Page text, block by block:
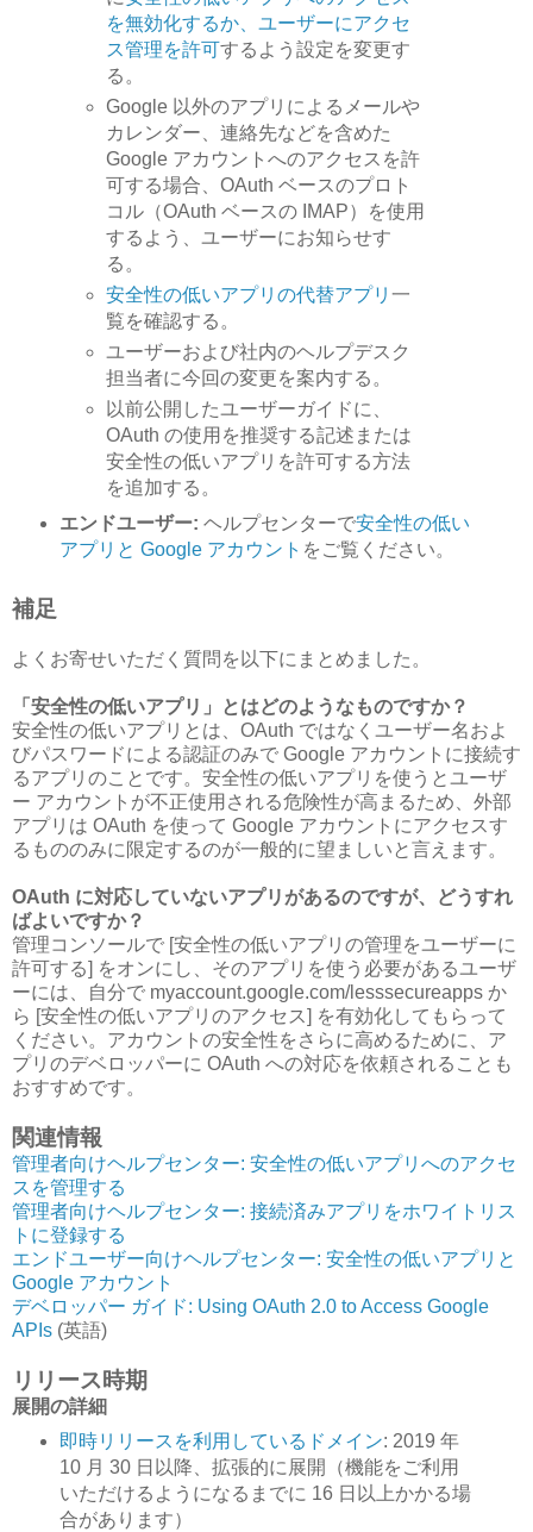
を無効化するか、ユーザーにアクセ
ス管理を許可するよう設定を変更す
る。
Google 以外のアプリによるメールや
カレンダー、連絡先などを含めた
Google アカウントへのアクセスを許
可する場合、OAuth ベースのプロト
コル（OAuth ベースの IMAP）を使用
するよう、ユーザーにお知らせす
る。
安全性の低いアプリの代替アプリ一
覧を確認する。
ユーザーおよび社内のヘルプデスク
担当者に今回の変更を案内する。
以前公開したユーザーガイドに、
OAuth の使用を推奨する記述または
安全性の低いアプリを許可する方法
を追加する。
エンドユーザー: ヘルプセンターで安全性の低い
アプリと Google アカウント をご覧ください。
補足
よくお寄せいただく質問を以下にまとめました。
「安全性の低いアプリ」とはどのようなものですか？
安全性の低いアプリとは、OAuth ではなくユーザー名およ
びパスワードによる認証のみで Google アカウントに接続す
るアプリのことです。安全性の低いアプリを使うとユーザ
ー アカウントが不正使用される危険性が高まるため、外部
アプリは OAuth を使って Google アカウントにアクセスす
るもののみに限定するのが一般的に望ましいと言えます。
OAuth に対応していないアプリがあるのですが、どうすれ
ばよいですか？
管理コンソールで [安全性の低いアプリの管理をユーザーに
許可する] をオンにし、そのアプリを使う必要があるユーザ
ーには、自分で myaccount.google.com/lesssecureapps か
ら [安全性の低いアプリのアクセス] を有効化してもらって
ください。アカウントの安全性をさらに高めるために、ア
プリのデベロッパーに OAuth への対応を依頼されることも
おすすめです。
関連情報
管理者向けヘルプセンター: 安全性の低いアプリへのアクセ
スを管理する
管理者向けヘルプセンター: 接続済みアプリをホワイトリス
トに登録する
エンドユーザー向けヘルプセンター: 安全性の低いアプリと
Google アカウント
デベロッパー ガイド: Using OAuth 2.0 to Access Google
APIs (英語)
リリース時期
展開の詳細
即時リリースを利用しているドメイン: 2019 年
10 月 30 日以降、拡張的に展開（機能をご利用
いただけるようになるまでに 16 日以上かかる場
合があります）